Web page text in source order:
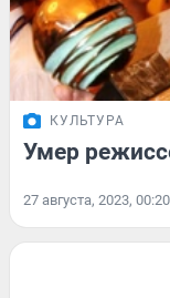
КУЛЬТУРА
Умер
27 августа, 2023, 00:20